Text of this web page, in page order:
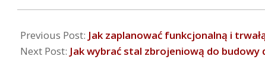
03
Previous Post: Jak zaplanować funkcjonalną i
Next Post: Jak wybrać stal zbrojeniową do